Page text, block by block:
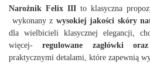
Narożnik Felix III to klasyczna
wykonany z wysokiej jakości skóry
dla wielbicieli klasycznej elegancji,
więcej-regulowane zagłówki
praktycznymi detalami, które zapewnią